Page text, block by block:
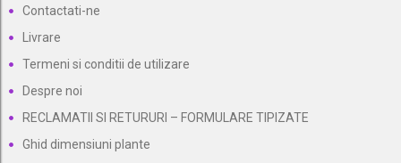
Contactati-ne
Livrare
Termeni si conditii de utilizare
Despre noi
RECLAMATII SI RETURURI – FORMULARE TIPIZATE
Ghid dimensiuni plante